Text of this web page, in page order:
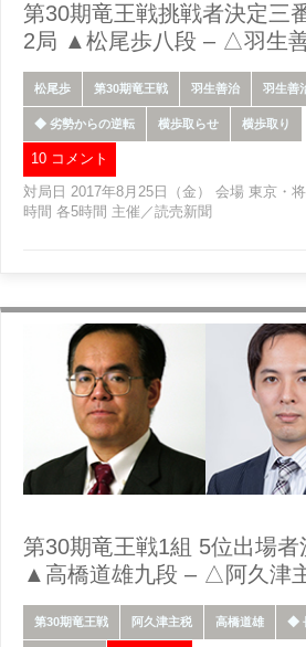
第30期竜王戦挑戦者決定三
2局 ▲松尾歩八段 – △羽生
松尾歩 第30期竜王戦 羽生善治 羽生善
◆ 劣勢からの逆転 横歩取らせ 横歩取り
10 コメント
対局日 2017年8月25日（金） 会場 東京・
時間 各5時間 主催／読売新聞
第30期竜王戦1組 5位出場者
▲高橋道雄九段 – △阿久津
第30期竜王戦 阿久津主税 高橋道雄 ◆